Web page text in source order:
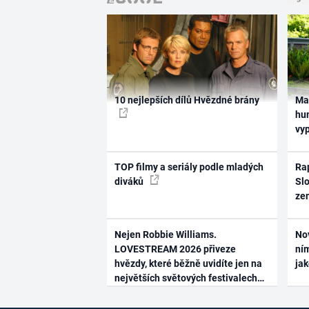
10 nejlepších dílů Hvězdné brány
TOP filmy a seriály podle mladých
diváků
Nejen Robbie Williams.
LOVESTREAM 2026 přiveze
hvězdy, které běžně uvidíte jen na
největších světových festivalech